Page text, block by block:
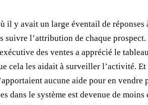
il y avait un large éventail de
suivre l’attribution de chaque
des ventes a apprécié le
cela les aidait à surveiller l’activité.
aucune aide pour en
dans le système est devenue de